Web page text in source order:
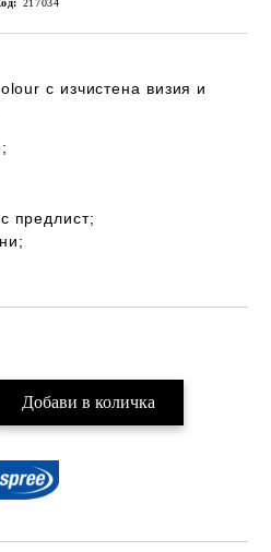
217034
с изчистена визия и
предлист;
;